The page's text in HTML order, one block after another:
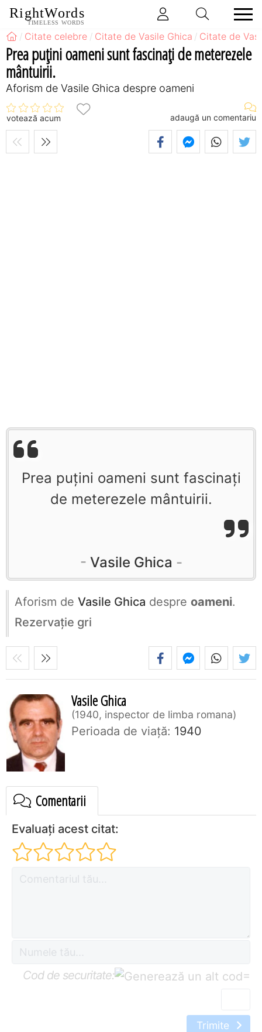
RightWords
TIMELESS WORDS
Citate celebre Citate de Vasile Ghica Citate de
Prea puţini oameni sunt fascinaţi de meterezele
mântuirii.
Aforism de Vasile Ghica despre oameni
votează acum adaugă un comentariu
Prea puţini oameni sunt fascinaţi
de meterezele mântuirii.
Vasile Ghica
Aforism de Vasile Ghica despre oameni.
Rezervaţie gri
Vasile Ghica
1940, inspector de limba romana
Perioada de viaţă: 1940
Comentarii
Evaluați acest citat:
Cod de securitate: =
Trimite